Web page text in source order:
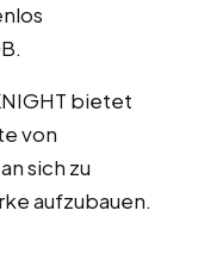
bietet
von
sich zu
aufzubauen.